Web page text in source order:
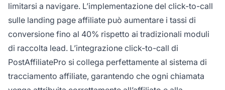
limitarsi a navigare. L’implementazione del click-to-call
sulle landing page affiliate può aumentare i tassi di
conversione fino al 40% rispetto ai tradizionali moduli
di raccolta lead. L’integrazione click-to-call di
PostAffiliatePro si collega perfettamente al sistema di
tracciamento affiliate, garantendo che ogni chiamata